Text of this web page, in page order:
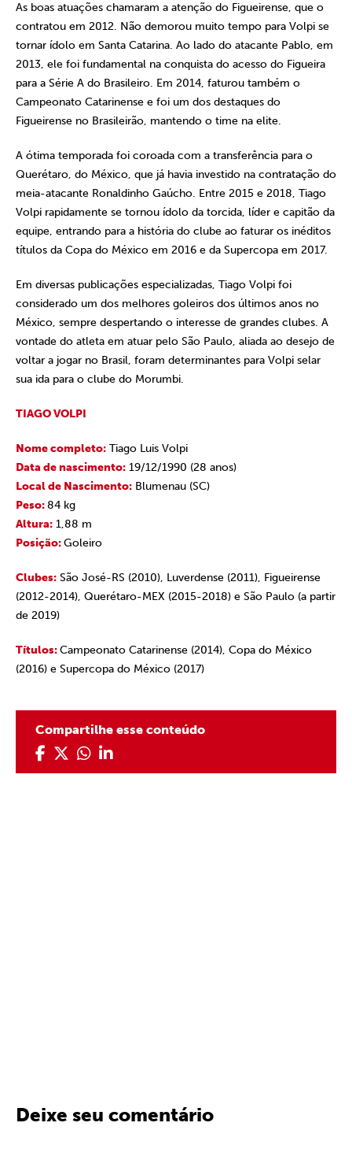
As boas atuações chamaram a atenção do Figueirense, que o
contratou em 2012. Não demorou muito tempo para Volpi se
tornar ídolo em Santa Catarina. Ao lado do atacante Pablo, em
2013, ele foi fundamental na conquista do acesso do Figueira
para a Série A do Brasileiro. Em 2014, faturou também o
Campeonato Catarinense e foi um dos destaques do
Figueirense no Brasileirão, mantendo o time na elite.
A ótima temporada foi coroada com a transferência para o
Querétaro, do México, que já havia investido na contratação do
meia-atacante Ronaldinho Gaúcho. Entre 2015 e 2018, Tiago
Volpi rapidamente se tornou ídolo da torcida, líder e capitão da
equipe, entrando para a história do clube ao faturar os inéditos
títulos da Copa do México em 2016 e da Supercopa em 2017.
Em diversas publicações especializadas, Tiago Volpi foi
considerado um dos melhores goleiros dos últimos anos no
México, sempre despertando o interesse de grandes clubes. A
vontade do atleta em atuar pelo São Paulo, aliada ao desejo de
voltar a jogar no Brasil, foram determinantes para Volpi selar
sua ida para o clube do Morumbi.
TIAGO VOLPI
Nome completo: Tiago Luis Volpi
Data de nascimento: 19/12/1990 (28 anos)
Local de Nascimento: Blumenau (SC)
Peso:84 kg
Altura: 1,88 m
Posição:Goleiro
Clubes: São José-RS (2010), Luverdense (2011), Figueirense
(2012-2014), Querétaro-MEX (2015-2018) e São Paulo (a partir
de 2019)
Títulos:Campeonato Catarinense (2014), Copa do México
(2016) e Supercopa do México (2017)
Compartilhe esse conteúdo
Deixe seu comentário